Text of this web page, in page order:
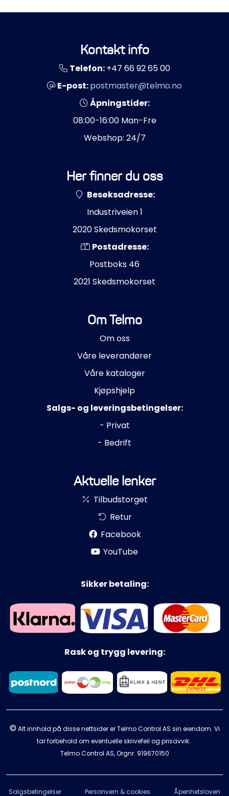
Kontakt info
Telefon:+47 66 92 65 00
E-post:postmaster@telmo.no
Åpningstider:
08:00-16:00 Man-Fre
Webshop: 24/7
Her finner du oss
Besøksadresse:
Industriveien 1
2020 Skedsmokorset
Postadresse:
Postboks 46
2021 Skedsmokorset
Om Telmo
Om oss
Våre leverandører
Våre kataloger
Kjøpshjelp
Salgs- og leveringsbetingelser:
- Privat
- Bedrift
Aktuelle lenker
Tilbudstorget
Retur
Facebook
YouTube
Sikker betaling:
Rask og trygg levering:
© Alt innhold på disse nettsider er Telmo Control AS sin eiendom. Vi
tar forbehold om eventuelle skrivefeil og prisavvik.
Telmo Control AS, Orgnr. 919670150
Salgsbetingelser Personvern & cookies Åpenhetsloven